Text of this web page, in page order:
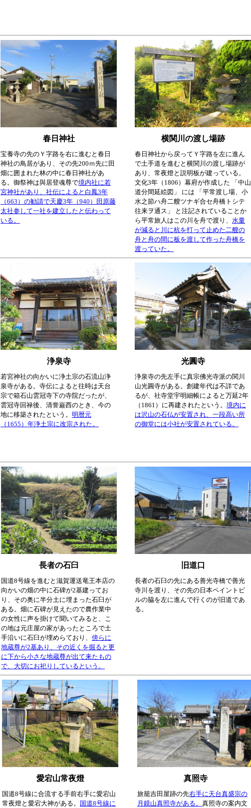
春日神社 横関川の渡し場跡
宝養寺の先のＹ字路を右に進むと春日
神社の鳥居があり、その先200ｍ先に田
畑に囲まれた林の中に春日神社があ
る。御祭神は與居登魂尊で境内社に若
宮神社があり、社伝によると白鳳3年
（663）の勧請で天慶3年（940）田原藤
太社参して一社を建立したと伝わって
いる。
春日神社から戻ってＹ字路を左に進ん
で土手道を進むと横関川の渡し場跡が
あり、常夜燈と説明板が建っている。
文化3年（1806）幕府が作成した 「中山
道分間延絵図」 には 「平常渡し場、小
水之節ハ舟二艘ツナギ合セ舟橋トシテ
往来ヲ通ス」 と注記されていることか
ら平常旅人はこの川を舟で渡り、 水量
が減ると川に杭を打って止めた二艘の
舟と舟の間に板を渡して作った舟橋を
渡っていた。
浄泉寺 光圓寺
若宮神社の向かいに浄土宗の石流山浄
泉寺がある。寺伝によると往時は天台
宗で箱石山雲冠寺下の寺院だったが、
雲冠寺回禄後、清誉巌西のとき、今の
地に移築されたという。 明暦元
（1655）年浄土宗に改宗された。
浄泉寺の先左手に真宗佛光寺派の関川
山光圓寺がある。創建年代は不詳であ
るが、社寺堂宇明細帳によると万延2年
（1861）に再建されたという。 境内に
は沢山の石仏が安置され、一段高い所
の御堂には小社が安置されている。
長者の石臼 旧道口
国道8号線を進むと滋賀運送竜王本店の
向かいの畑の中に石碑が2基建ってお
り、その奥に半分土に埋まった石臼が
ある。畑に石碑が見えたので農作業中
の女性に声を掛けて聞いてみると、こ
の地は元庄屋の家があったところで土
手沿いに石臼が埋めらており、 傍らに
地蔵尊が2基あり、その近くを掘ると更
に下から小さな地蔵尊が出て来たもの
で、大切にお祀りしているという。
長者の石臼の先にある善光寺橋で善光
寺川を渡り、その先の日本ペイントビ
ルの脇を左に進んで行くのが旧道であ
る。
愛宕山常夜燈 真照寺
国道8号線に合流する手前右手に愛宕山
常夜燈と愛宕大神がある。
国道8号線に
旅籠吉田屋跡の先右手に天台真盛宗の
月鏡山真照寺がある。 真照寺の案内文